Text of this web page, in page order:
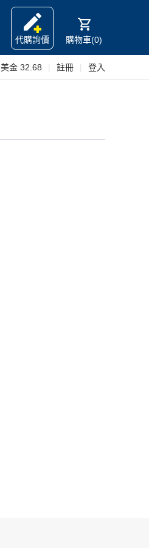
代購詢價
購物車(0)
美金 32.68 註冊 登入